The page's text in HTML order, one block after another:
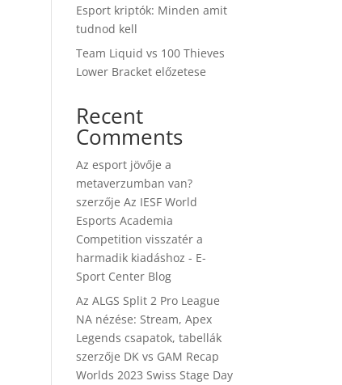
Esport kriptók: Minden amit
tudnod kell
Team Liquid vs 100 Thieves
Lower Bracket előzetese
Recent
Comments
Az esport jövője a
metaverzumban van?
szerzőjeAz IESF World
Esports Academia
Competition visszatér a
harmadik kiadáshoz - E-
Sport Center Blog
Az ALGS Split 2 Pro League
NA nézése: Stream, Apex
Legends csapatok, tabellák
szerzője DK vs GAM Recap
Worlds 2023 Swiss Stage Day